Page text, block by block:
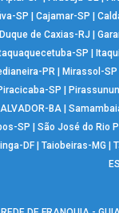
SP | Cajamar-SP |
Duque de Caxias-RJ |
SP |
PR | Mirassol-SP
SP |
BA |
SP | São José do Rio
DF| Taiobeiras-MG |
ES